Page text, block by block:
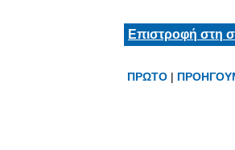
Επιστροφή στη
ΠΡΩΤΟ |